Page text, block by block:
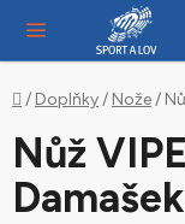
obsah
Domů
/ Doplňky/ Nože/
Nůž